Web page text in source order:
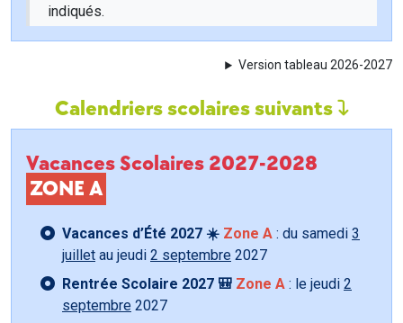
indiqués.
Version tableau 2026-2027
Calendriers scolaires suivants
Vacances Scolaires 2027-2028
ZONE A
Vacances d’Été 2027 ☀️ Zone A : du samedi 3
juillet au jeudi 2 septembre 2027
Rentrée Scolaire 2027 🎒 Zone A : le jeudi 2
septembre 2027